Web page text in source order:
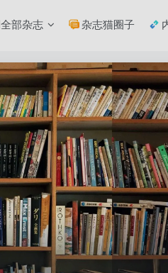
全部杂志 杂志猫圈子